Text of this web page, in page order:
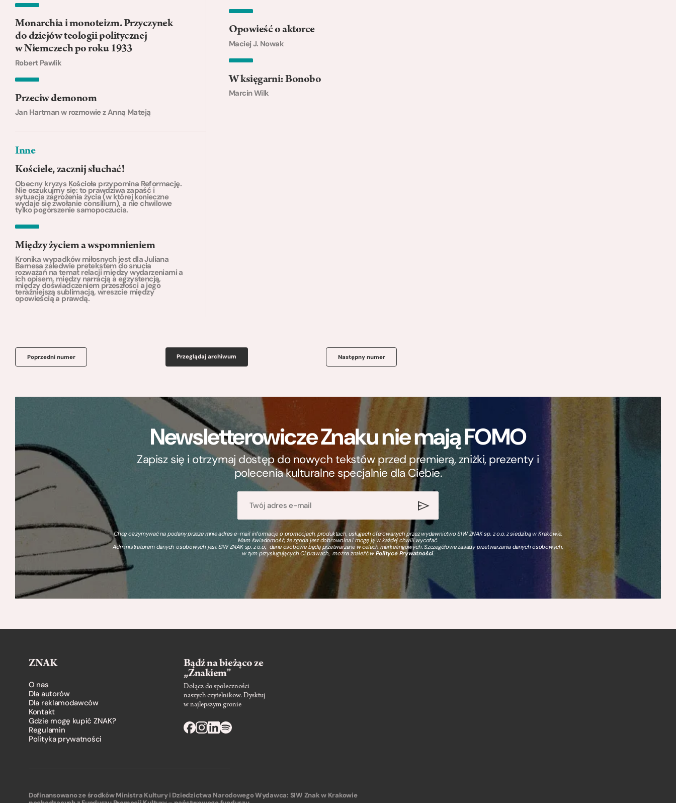
Monarchia i monoteizm. Przyczynek
do dziejów teologii politycznej
w Niemczech po roku 1933
Robert Pawlik
Przeciw demonom
Jan Hartman w rozmowie z Anną Mateją
Inne
Kościele, zacznij słuchać!
Obecny kryzys Kościoła przypomina Reformację.
Nie oszukujmy się: to prawdziwa zapaść i
sytuacja zagrożenia życia (w której konieczne
wydaje się zwołanie consilium), a nie chwilowe
tylko pogorszenie samopoczucia.
Między życiem a wspomnieniem
Kronika wypadków miłosnych jest dla Juliana
Barnesa zaledwie pretekstem do snucia
rozważań na temat relacji między wydarzeniami a
ich opisem, między narracją a egzystencją,
między doświadczeniem przeszłości a jego
teraźniejszą sublimacją, wreszcie między
opowieścią a prawdą.
Opowieść o aktorce
Maciej J. Nowak
W księgarni: Bonobo
Marcin Wilk
Poprzedni numer Przeglądaj archiwum Następny numer
Newsletterowicze Znaku nie mają FOMO
Zapisz się i otrzymaj dostęp do nowych tekstów przed premierą, zniżki, prezenty i
polecenia kulturalne specjalnie dla Ciebie.
Chcę otrzymywać na podany przeze mnie adres e-mail informacje o promocjach, produktach, usługach oferowanych przez wydawnictwo SIW ZNAK sp. z o.o. z siedzibą w Krakowie.
Mam świadomość, że zgoda jest dobrowolna i mogę ją w każdej chwili wycofać.
Administratorem danych osobowych jest SIW ZNAK sp. z o.o., dane osobowe będą przetwarzane w celach marketingowych. Szczegółowe zasady przetwarzania danych osobowych,
w tym przysługujących Ci prawach, można znaleźć wPolityce Prywatności.
ZNAK
O nas
Dla autorów
Dla reklamodawców
Kontakt
Gdzie mogę kupić ZNAK?
Regulamin
Polityka prywatności
Bądź na bieżąco ze
„Znakiem”
Dołącz do społeczności
naszych czytelnikow. Dysktuj
w najlepszym gronie
Dofinansowano ze środków Ministra Kultury i Dziedzictwa NarodowegoWydawca: SIW Znak w Krakowie